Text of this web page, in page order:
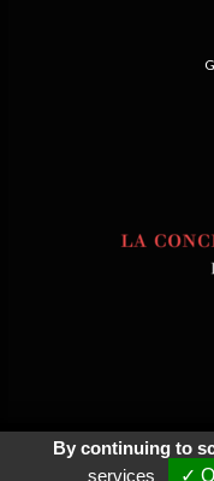
© 2026 Agence Web
Clic And Go
By continuing to
services
✓